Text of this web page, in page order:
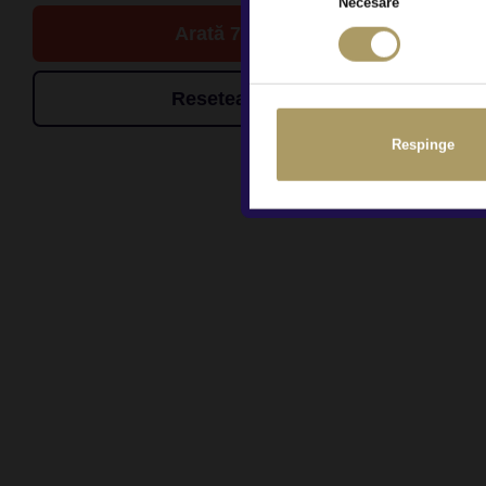
Respinge
Arată 7 de oferte
Resetează filtrele